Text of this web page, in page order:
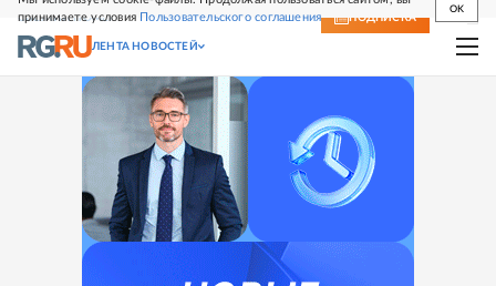
принимаете условия Пользовательского соглашения
OK
СВЕЖИЙ НОМЕР ПОДПИСКА
ЛЕНТА НОВОСТЕЙ